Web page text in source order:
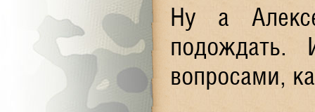
Ну а
вопросами,